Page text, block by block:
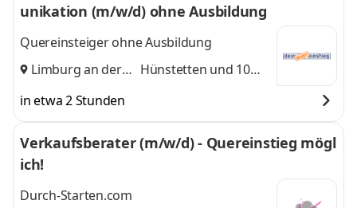
unikation (m/w/d) ohne Ausbildung
Quereinsteiger ohne Ausbildung
Limburg an der
Hünstetten und 10
in etwa 2 Stunden
Verkaufsberater (m/w/d) - Quereinstieg mögl
ich!
Durch-Starten.com